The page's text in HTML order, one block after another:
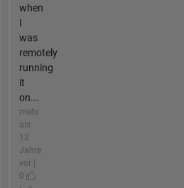
when
I
was
remotely
running
it
on...
mehr
als
12
Jahre
vor |
0